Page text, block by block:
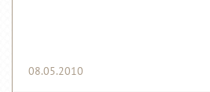
08.05.2010